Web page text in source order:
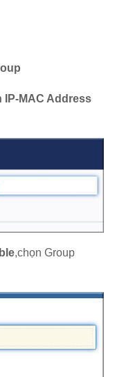
IP-MAC Address
,chọn Group